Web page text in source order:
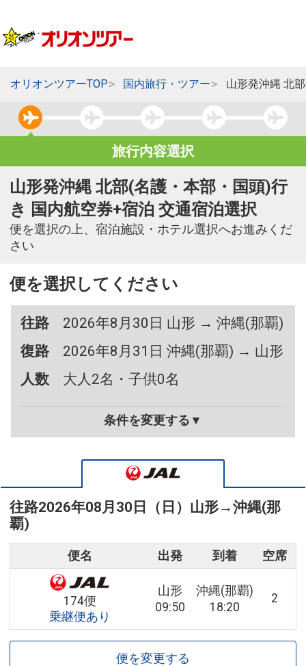
オリオンツアーTOP 国内旅行・ツアー 山形発沖縄 北
旅行内容選択
山形発沖縄 北部(名護・本部・国頭)行
き 国内航空券+宿泊 交通宿泊選択
便を選択の上、宿泊施設・ホテル選択へお進みくだ
さい
便を選択してください
往路
2026年8月30日 山形 → 沖縄(那覇)
復路
2026年8月31日 沖縄(那覇) → 山形
人数
大人2名・子供0名
条件を変更する▼
往路2026年08月30日（日） 山形→沖縄(那
覇)
便名 出発 到着 空席
174便
乗継便あり
山形
09:50
沖縄(那覇)
18:20
2
便を変更する